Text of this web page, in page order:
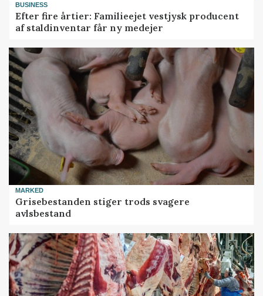
BUSINESS
Efter fire årtier: Familieejet vestjysk producent
af staldinventar får ny medejer
MARKED
Grisebestanden stiger trods svagere
avlsbestand